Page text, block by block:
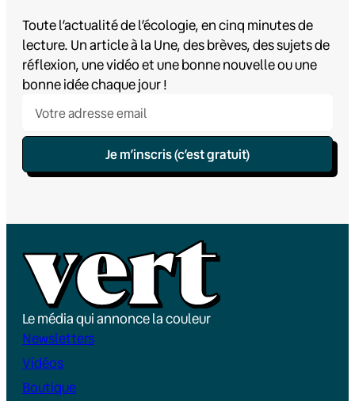
Toute l’actualité de l’écologie, en cinq minutes de
lecture. Un article à la Une, des brèves, des sujets de
réflexion, une vidéo et une bonne nouvelle ou une
bonne idée chaque jour !
Je m’inscris (c’est gratuit)
Le média qui annonce la couleur
Newsletters
Vidéos
Boutique